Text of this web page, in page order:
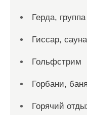
Герда,
Гиссар, сауна
Гольфстрим
Горбани,
Горячий